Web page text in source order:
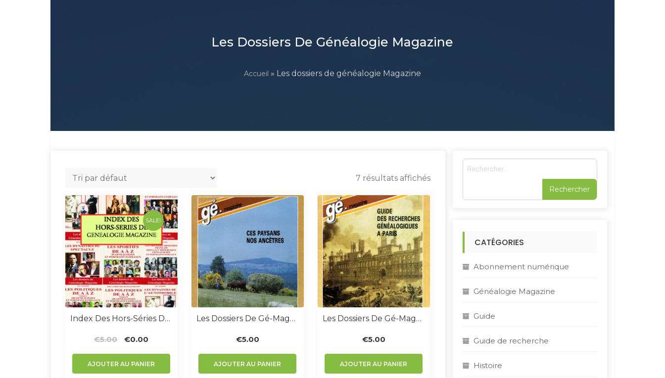
Les Dossiers De Généalogie Magazine
Accueil » Les dossiers de généalogie Magazine
7 résultats affichés
SALE!
Index Des Hors-Séries De Généalogie Magazine
€5.00
Le
initial
était :
€0.00
actuel
est :
AJOUTER AU PANIER
Les Dossiers De Gé-Magazine N° 1 : Ces Paysans Nos Ancêtres
€5.00
AJOUTER AU PANIER
Les Dossiers De Gé-Magazine N° 2 : Guide Des Recherches Généalogiques À Paris
€5.00
AJOUTER AU PANIER
R
e
:
CATÉGORIES
Abonnement numérique
Généalogie Magazine
Guide
Guide de recherche
Histoire